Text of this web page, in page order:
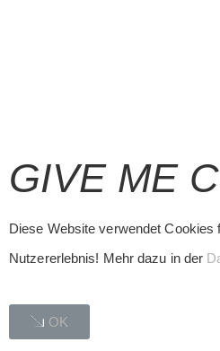
GIVE ME
Diese Website verwendet Cookies
Nutzererlebnis! Mehr dazu in der
OK